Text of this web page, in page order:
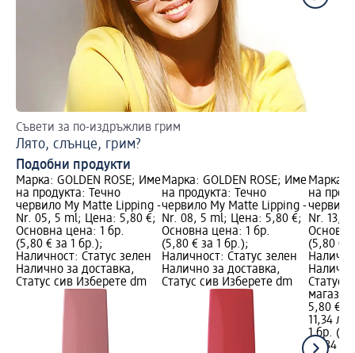
Съвети за по-издръжлив грим
Лято, слънце, грим?
Подобни продукти
Марка: GOLDEN ROSE; Име
на продукта: Течно
червило My Matte Lipping -
Nr. 05, 5 ml; Цена: 5,80 €;
Основна цена: 1 бр.
(5,80 € за 1 бр.);
Наличност: Статус зелен
Налично за доставка,
Статус сив Изберете dm
Марка: GOLDEN ROSE; Име
на продукта: Течно
червило My Matte Lipping -
Nr. 08, 5 ml; Цена: 5,80 €;
Основна цена: 1 бр.
(5,80 € за 1 бр.);
Наличност: Статус зелен
Налично за доставка,
Статус сив Изберете dm
Марка:
на
Nr. 13,
(5,80 €
Статус
магазин
5,80 €
11,34 лв.
1 бр.
(11,34